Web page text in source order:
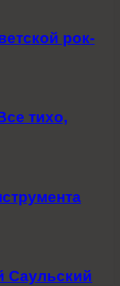
рок-
тихо,
Саульский